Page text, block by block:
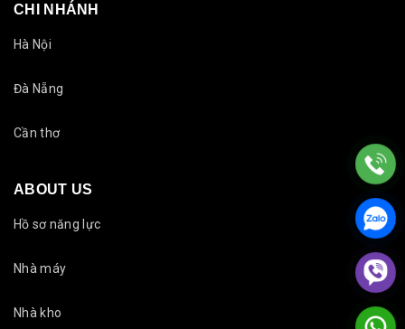
CHI NHÁNH
Hà Nội
Đà Nẵng
Cần thơ
ABOUT US
Hồ sơ năng lực
Nhà máy
Nhà kho